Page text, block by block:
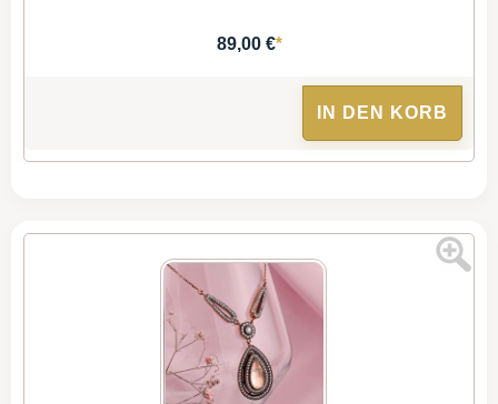
89,00 €*
IN DEN KORB